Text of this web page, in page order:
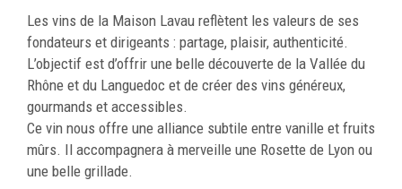
Les vins de la Maison Lavau reflètent les valeurs de ses
fondateurs et dirigeants : partage, plaisir, authenticité.
L’objectif est d’offrir une belle découverte de la Vallée du
Rhône et du Languedoc et de créer des vins généreux,
gourmands et accessibles.
Ce vin nous offre une alliance subtile entre vanille et fruits
mûrs. Il accompagnera à merveille une Rosette de Lyon ou
une belle grillade.